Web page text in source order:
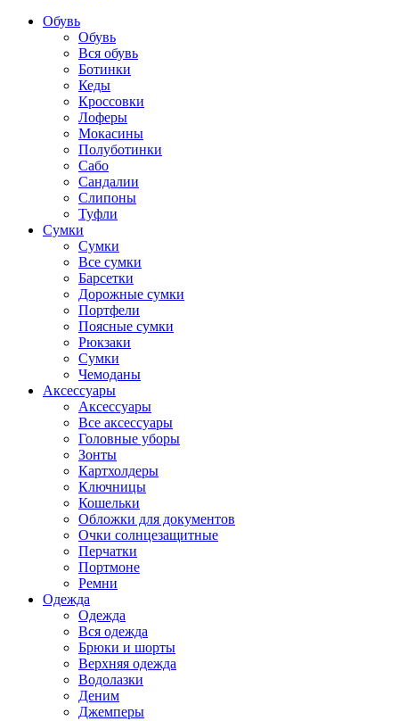
Обувь
Обувь
Вся обувь
Ботинки
Кеды
Кроссовки
Лоферы
Мокасины
Полуботинки
Сабо
Сандалии
Слипоны
Туфли
Сумки
Сумки
Все сумки
Барсетки
Дорожные сумки
Портфели
Поясные сумки
Рюкзаки
Сумки
Чемоданы
Аксессуары
Аксессуары
Все аксессуары
Головные уборы
Зонты
Картхолдеры
Ключницы
Кошельки
Обложки для документов
Очки солнцезащитные
Перчатки
Портмоне
Ремни
Одежда
Одежда
Вся одежда
Брюки и шорты
Верхняя одежда
Водолазки
Деним
Джемперы